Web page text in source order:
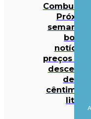
Próxima
semana
boas
notícias…
preços
descer
de 10
cêntimos
litro